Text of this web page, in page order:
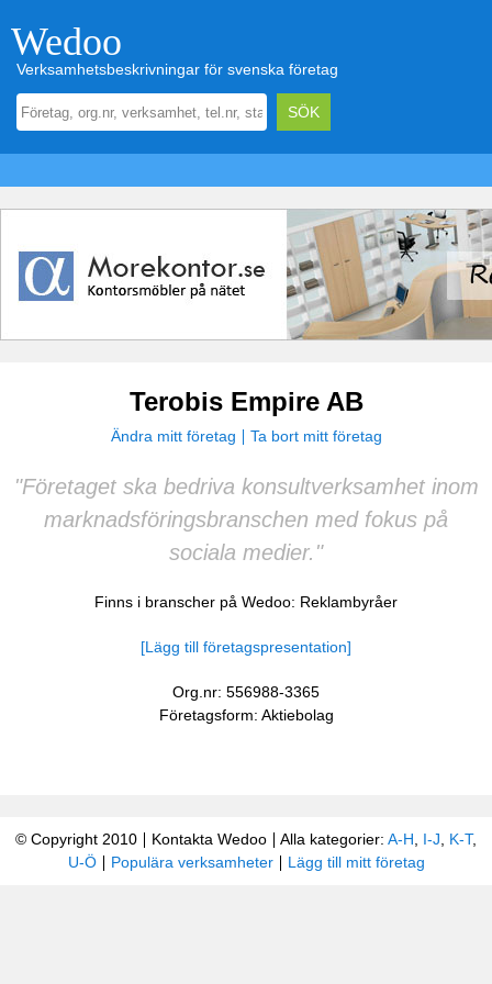
Wedoo
Verksamhetsbeskrivningar för svenska företag
Terobis Empire AB
Ändra mitt företag Ta bort mitt företag
"Företaget ska bedriva konsultverksamhet inom
marknadsföringsbranschen med fokus på
sociala medier."
Finns i branscher på Wedoo: Reklambyråer
[Lägg till företagspresentation]
Org.nr: 556988-3365
Företagsform: Aktiebolag
© Copyright 2010 Kontakta Wedoo Alla kategorier: A-H I-J K-T,
U-Ö
Populära verksamheter Lägg till mitt företag